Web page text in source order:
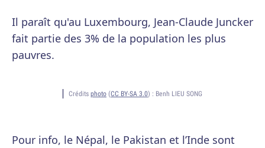
Il paraît qu'au Luxembourg, Jean-Claude Juncker
fait partie des 3% de la population les plus
pauvres.
Crédits photo (CC BY-SA 3.0) : Benh LIEU SONG
Pour info, le Népal, le Pakistan et l’Inde sont